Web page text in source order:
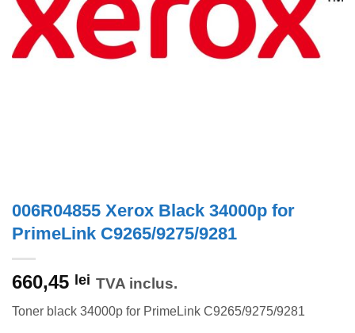
006R04855 Xerox Black 34000p for
PrimeLink C9265/9275/9281
660,45 lei TVA inclus.
Toner black 34000p for PrimeLink C9265/9275/9281